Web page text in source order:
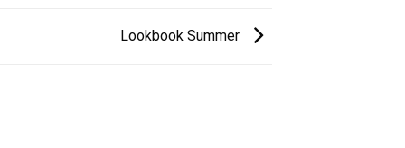
Lookbook Summer